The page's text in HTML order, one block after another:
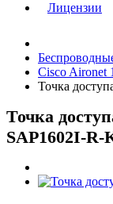
Лицензии
Cisco Aironet
Точка
Точка
SAP1602I-R-